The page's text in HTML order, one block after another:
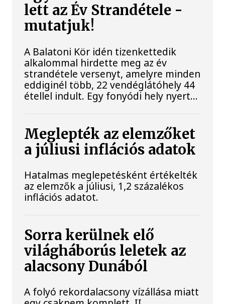
lett az Év Strandétele -
mutatjuk!
A Balatoni Kör idén tizenkettedik
alkalommal hirdette meg az év
strandétele versenyt, amelyre minden
eddiginél több, 22 vendéglátóhely 44
étellel indult. Egy fonyódi hely nyert...
Meglepték az elemzőket
a júliusi inflációs adatok
Hatalmas meglepetésként értékelték
az elemzők a júliusi, 1,2 százalékos
inflációs adatot.
Sorra kerülnek elő
világháborús leletek az
alacsony Dunából
A folyó rekordalacsony vízállása miatt